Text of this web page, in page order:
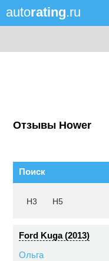
autorating.ru
Отзывы Hower
Поиск
H3 H5
Ford Kuga (2013)
Ольга